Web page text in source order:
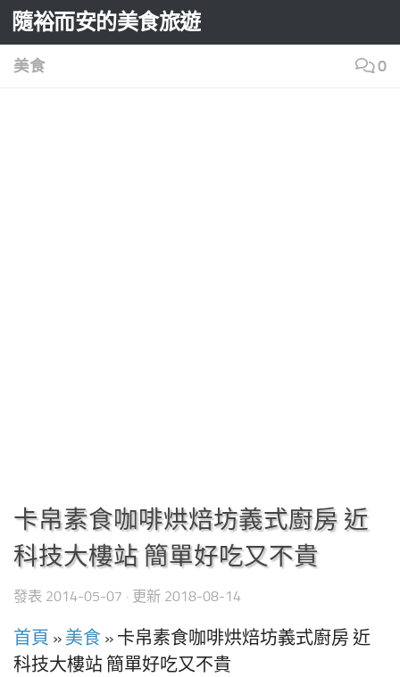
Skip to content
隨裕而安的美食旅遊
美食 0
卡帛素食咖啡烘焙坊義式廚房 近
科技大樓站 簡單好吃又不貴
發表 2014-05-07 · 更新 2018-08-14
首頁 » 美食 » 卡帛素食咖啡烘焙坊義式廚房 近
科技大樓站 簡單好吃又不貴